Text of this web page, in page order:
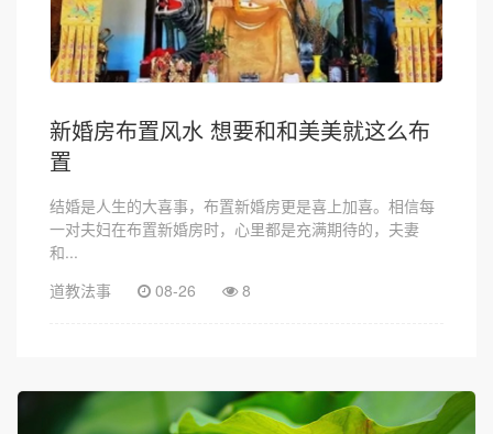
新婚房布置风水 想要和和美美就这么布
置
结婚是人生的大喜事，布置新婚房更是喜上加喜。相信每
一对夫妇在布置新婚房时，心里都是充满期待的，夫妻
和...
道教法事
08-26 8